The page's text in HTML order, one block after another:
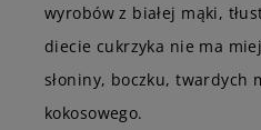
wyrobów z białej mąki,
diecie cukrzyka nie ma
słoniny, boczku, twardych
kokosowego.